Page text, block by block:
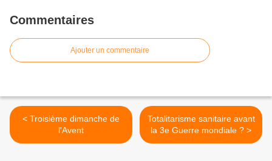
Commentaires
Ajouter un commentaire
< Troisième dimanche de
l'Avent
Totalitarisme sanitaire avant
la 3e Guerre mondiale ? >